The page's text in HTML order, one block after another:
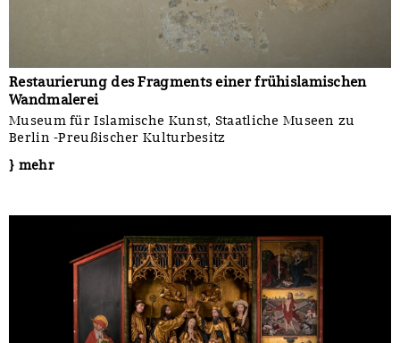
Restaurierung des Fragments einer frühislamischen
Wandmalerei
Museum für Islamische Kunst, Staatliche Museen zu
Berlin -Preußischer Kulturbesitz
} mehr